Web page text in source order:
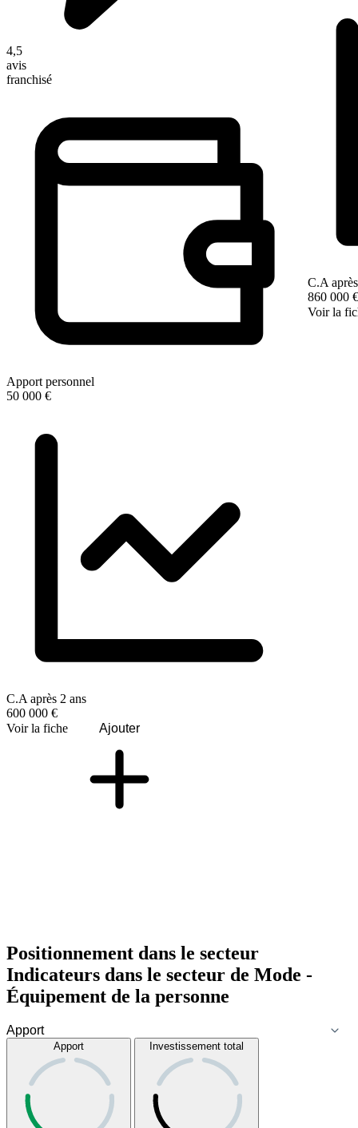
4,5
avis
franchisé
Apport personnel
50 000 €
C.A après 2 ans
600 000 €
Voir la fiche
Ajouter
C.A
860 000 €
Voir la
Positionnement dans le secteur
Indicateurs dans le secteur de Mode -
Équipement de la personne
Apport Investissement total